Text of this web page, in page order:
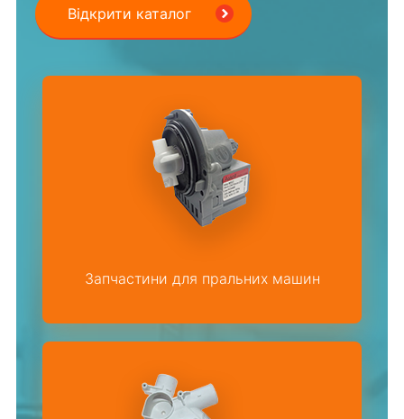
Відкрити каталог
Запчастини для пральних машин